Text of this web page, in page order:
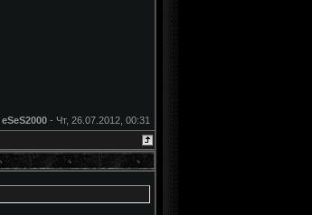
eSeS2000 - Чт, 26.07.2012, 00:31